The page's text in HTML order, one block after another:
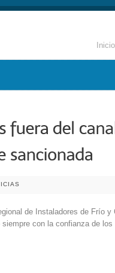
Inicio
de Instaladores de Frío
con la confianza de